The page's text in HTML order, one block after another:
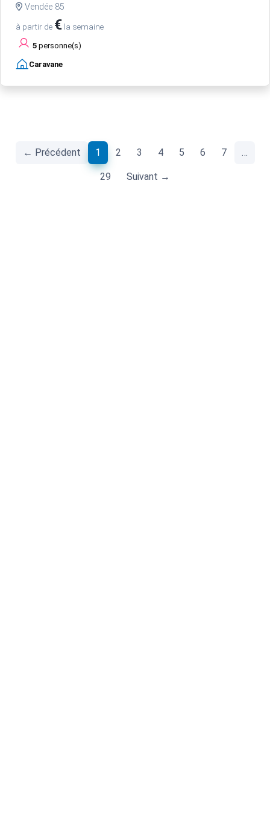
Vendée 85
à partir de € la semaine
5 personne(s)
Caravane
← Précédent 1 (current)
2 3 4 5 6 7 …
29 Suivant →